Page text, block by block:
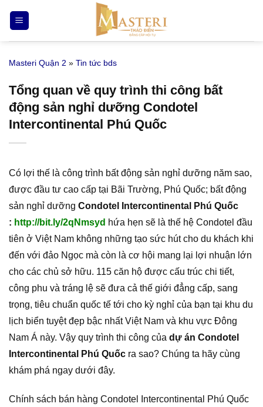
qua
nội
Masteri Quận 2 » Tin tức bds
Tổng quan về quy trình thi công bất
động sản nghỉ dưỡng Condotel
Intercontinental Phú Quốc
Có lợi thế là công trình bất động sản nghỉ dưỡng năm sao,
được đầu tư cao cấp tại Bãi Trường, Phú Quốc; bất động
sản nghỉ dưỡng Condotel Intercontinental Phú Quốc
: http://bit.ly/2qNmsyd hứa hẹn sẽ là thế hệ Condotel đầu
tiên ở Việt Nam không những tạo sức hút cho du khách khi
đến với đảo Ngọc mà còn là cơ hội mang lại lợi nhuận lớn
cho các chủ sở hữu. 115 căn hộ được cấu trúc chi tiết,
công phu và tráng lệ sẽ đưa cả thế giới đẳng cấp, sang
trọng, tiêu chuẩn quốc tế tới cho kỳ nghỉ của bạn tại khu du
lịch biển tuyệt đẹp bậc nhất Việt Nam và khu vực Đông
Nam Á này. Vậy quy trình thi công của dự án Condotel
Intercontinental Phú Quốc ra sao? Chúng ta hãy cùng
khám phá ngay dưới đây.
Chính sách bán hàng Condotel Intercontinental Phú Quốc